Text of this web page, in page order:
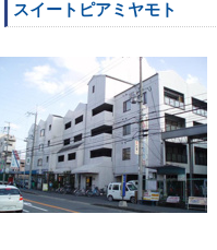
スイートピアミヤモト